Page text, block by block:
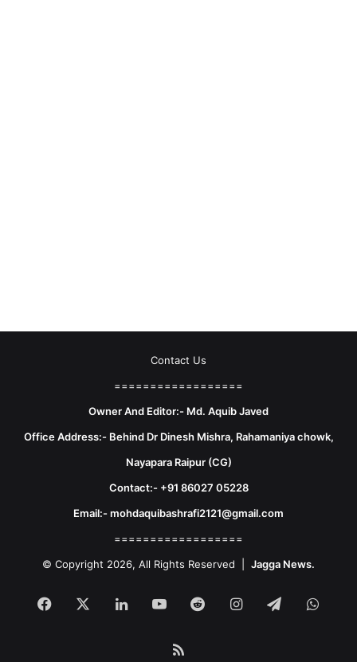
Contact Us
==================
Owner And Editor:- Md. Aquib Javed
Office Address:- Behind Dr Dinesh Mishra, Rahamaniya chowk,
Nayapara Raipur (CG)
Contact:- +91 86027 05228
Email:- mohdaquibashrafi2121@gmail.com
==================
© Copyright 2026, All Rights Reserved | Jagga News.
Facebook LinkedInYouTubeRedditInstagram
Telegram
RSS